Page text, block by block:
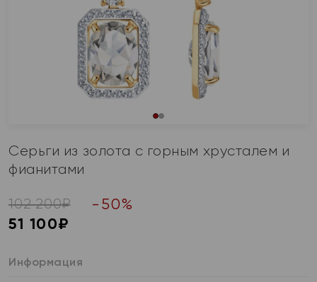
Серьги из золота с горным хрусталем и
фианитами
102 200₽ - 50%
51 100₽
Информация